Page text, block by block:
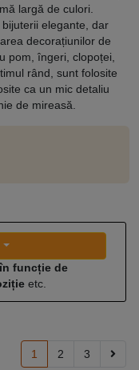
largă de culori.
elegante, dar
decorațiunilor de
pom, îngeri, clopoței,
rând, sunt folosite
ca un mic detaliu
de mireasă.
în funcție de
etc.
1 2 3